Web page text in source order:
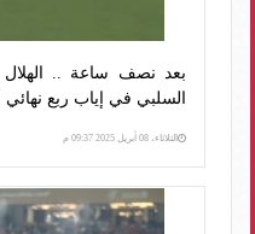
بعد نصف ساعة .. الهلال
السلبي في إياب ربع نهائي
الثلاثاء، 08 أبريل 2025 09:37 م